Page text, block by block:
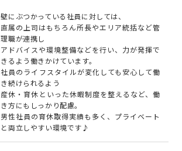
壁にぶつかっている社員に対しては、
直属の上司はもちろん所長やエリア統括など管
理職が連携し
アドバイスや環境整備などを行い、力が発揮で
きるよう働きかけています。
社員のライフスタイルが変化しても安心して働
き続けられるよう
産休・育休といった休暇制度を整えるなど、働
き方にもしっかり配慮。
男性社員の育休取得実績も多く、プライベート
と両立しやすい環境です♪